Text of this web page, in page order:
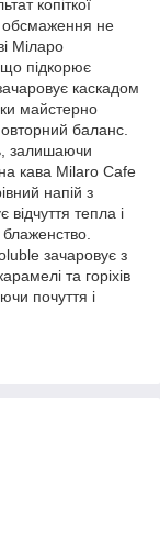
копіткої
обсмаження не
Міларо
підкорює
каскадом
майстерно
баланс.
залишаючи
кава Milaro Cafe
напій з
тепла і
зачаровує з
та горіхів
почуття і